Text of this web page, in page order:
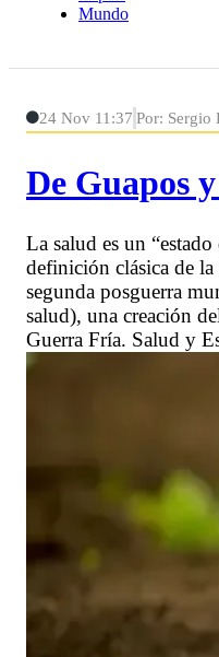
Mundo
24 Nov 11:37 Por: Sergio
De Guapos
La salud es un
definición clásica de
segunda posguerra
salud), una creación
Guerra Fría. Salud y